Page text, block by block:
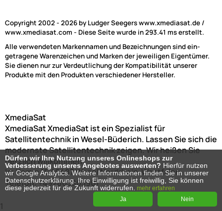
Copyright 2002 - 2026 by Ludger Seegers www.xmediasat.de /
www.xmediasat.com - Diese Seite wurde in 293.41 ms erstellt.
Alle verwendeten Markennamen und Bezeichnungen sind ein-
getragene Warenzeichen und Marken der jeweiligen Eigentümer.
Sie dienen nur zur Verdeutlichung der Kompatibilität unserer
Produkte mit den Produkten verschiedener Hersteller.
XmediaSat
XmediaSatXmediaSat ist ein Spezialist für
Satellitentechnik in Wesel-Büderich. Lassen Sie sich die
modernste Satellitentechnik zeigen. Wir heißen Sie
herzlich willkommen!
Im Hamm 1546487Wesel Nordrhein-Westfalen
Telefon:+492803803901
Dürfen wir Ihre Nutzung unseres Onlineshops zur
Verbesserung unseres Angebotes auswerten? Hierfür nutzen
wir Google Analytics. Weitere Informationen finden Sie in unserer
Datenschutzerklärung. Ihre Einwilligung ist freiwillig, Sie können
diese jederzeit für die Zukunft widerrufen.
mehr erfahren
Nein
Ja
1